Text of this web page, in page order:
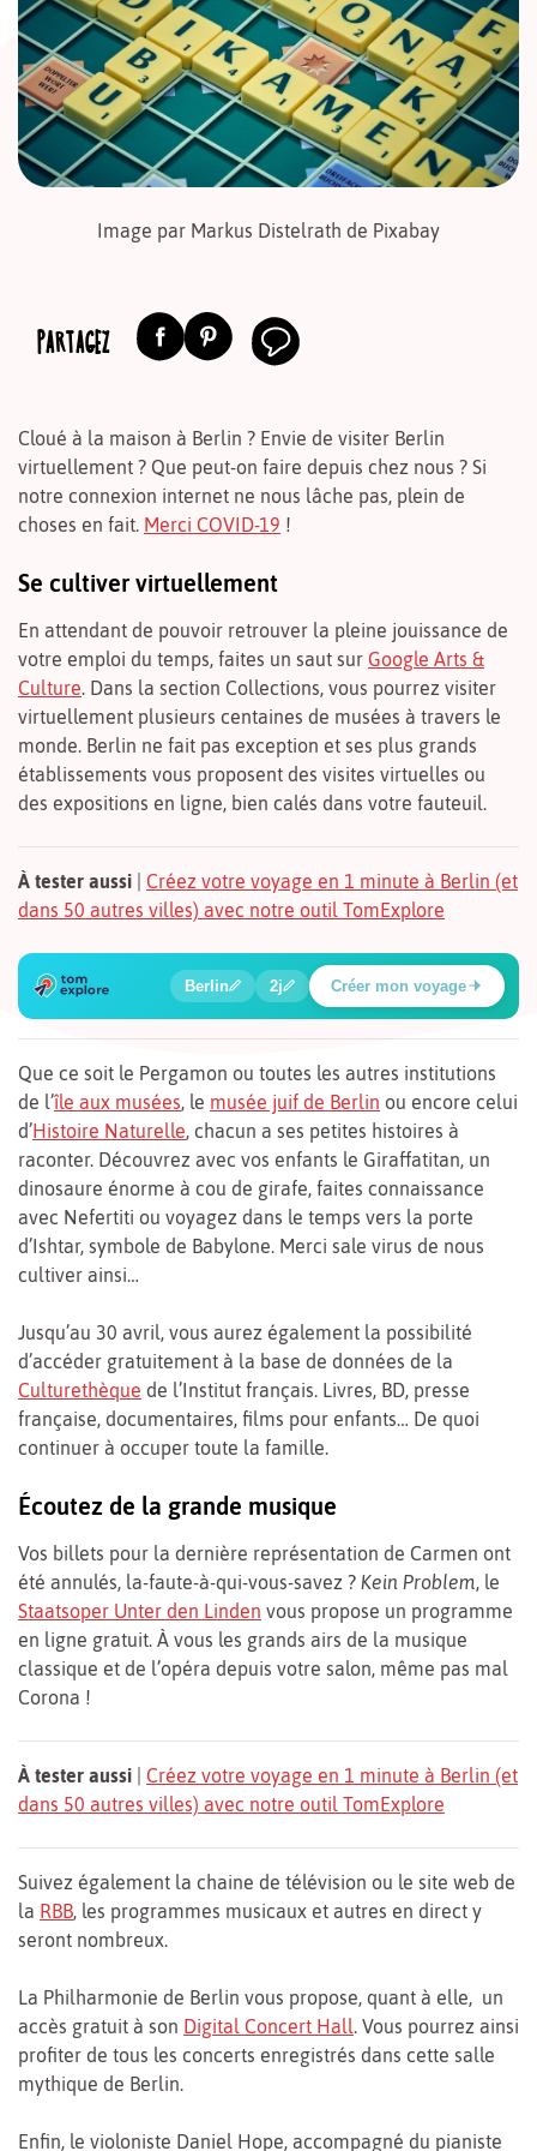
Image par Markus Distelrath de Pixabay
PARTAGEZ
Cloué à la maison à Berlin ? Envie de visiter Berlin
virtuellement ? Que peut-on faire depuis chez nous ? Si
notre connexion internet ne nous lâche pas, plein de
choses en fait. Merci COVID-19 !
Se cultiver virtuellement
En attendant de pouvoir retrouver la pleine jouissance de
votre emploi du temps, faites un saut sur Google Arts &
Culture. Dans la section Collections, vous pourrez visiter
virtuellement plusieurs centaines de musées à travers le
monde. Berlin ne fait pas exception et ses plus grands
établissements vous proposent des visites virtuelles ou
des expositions en ligne, bien calés dans votre fauteuil.
À tester aussi
Créez votre voyage en 1 minute à Berlin (et
dans 50 autres villes) avec notre outil TomExplore
🔍
🔍
🔍
🍲
🔍
Poste de contrôle Charlie
Berlin 2j Créer mon voyage
Que ce soit le Pergamon ou toutes les autres institutions
de l’île aux musées, le musée juif de Berlin ou encore celui
d’Histoire Naturelle, chacun a ses petites histoires à
raconter. Découvrez avec vos enfants le Giraffatitan, un
dinosaure énorme à cou de girafe, faites connaissance
avec Nefertiti ou voyagez dans le temps vers la porte
d’Ishtar, symbole de Babylone. Merci sale virus de nous
cultiver ainsi…
Jusqu’au 30 avril, vous aurez également la possibilité
d’accéder gratuitement à la base de données de la
Culturethèque de l’Institut français. Livres, BD, presse
française, documentaires, films pour enfants… De quoi
continuer à occuper toute la famille.
Écoutez de la grande musique
Vos billets pour la dernière représentation de Carmen ont
été annulés, la-faute-à-qui-vous-savez ? Kein Problem, le
Staatsoper Unter den Linden vous propose un programme
en ligne gratuit. À vous les grands airs de la musique
classique et de l’opéra depuis votre salon, même pas mal
Corona !
À tester aussi
Créez votre voyage en 1 minute à Berlin (et
dans 50 autres villes) avec notre outil TomExplore
Suivez également la chaine de télévision ou le site web de
la RBB, les programmes musicaux et autres en direct y
seront nombreux.
La Philharmonie de Berlin vous propose, quant à elle, un
accès gratuit à son Digital Concert Hall. Vous pourrez ainsi
profiter de tous les concerts enregistrés dans cette salle
mythique de Berlin.
Enfin, le violoniste Daniel Hope, accompagné du pianiste